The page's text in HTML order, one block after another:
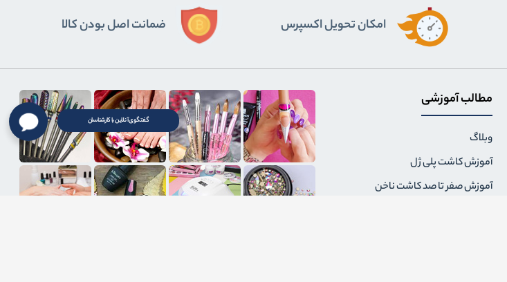
گفتگوی آنلاین با کارشناسان
اﻣﮑﺎن ﺗﺤﻮﯾﻞ اﮐﺴﭙﺮس ضمانت اصل بودن کالا
مطالب آموزشی
وبلاگ
آموزش کاشت پلی ژل
آموزش صفر تا صد کاشت ناخن